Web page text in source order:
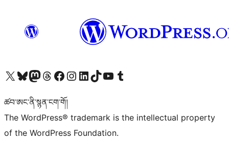
Visit our X (formerly Twitter) account
Visit our Bluesky account
Visit our Mastodon account
Visit our Threads account
Visit our Facebook page
Visit our Instagram account
Visit our LinkedIn account
Visit our TikTok account
Visit our YouTube channel
Visit our Tumblr account
ཚབ་ཨང་ནི་སྙན་ངག་གོ།
The WordPress® trademark is the intellectual property
of the WordPress Foundation.